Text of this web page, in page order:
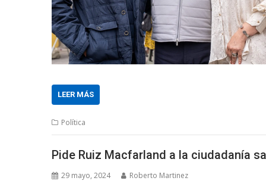
LEER MÁS
Política
Pide Ruiz Macfarland a la ciudadanía
29 mayo, 2024 Roberto Martinez